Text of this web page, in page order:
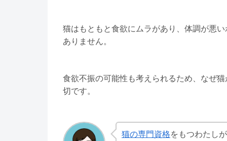
猫はもともと食欲にムラがあり、体調が悪
ありません。
食欲不振の可能性も考えられるため、なぜ
切です。
猫の専門資格をもつわたし